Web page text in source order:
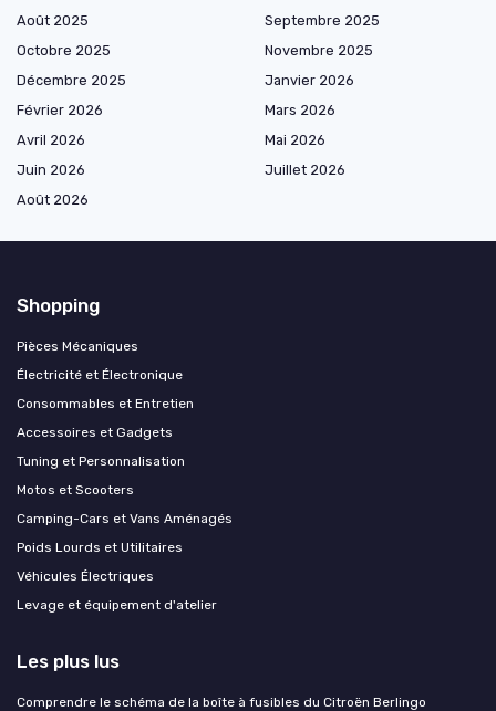
Août 2025
Septembre 2025
Octobre 2025
Novembre 2025
Décembre 2025
Janvier 2026
Février 2026
Mars 2026
Avril 2026
Mai 2026
Juin 2026
Juillet 2026
Août 2026
Shopping
Pièces Mécaniques
Électricité et Électronique
Consommables et Entretien
Accessoires et Gadgets
Tuning et Personnalisation
Motos et Scooters
Camping-Cars et Vans Aménagés
Poids Lourds et Utilitaires
Véhicules Électriques
Levage et équipement d'atelier
Les plus lus
Comprendre le schéma de la boîte à fusibles du Citroën Berlingo